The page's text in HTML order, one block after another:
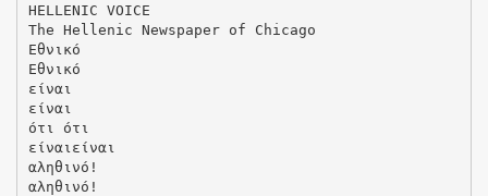
HELLENIC VOICE
The Hellenic Newspaper of Chicago
Εθνικό
Εθνικό
είναι
είναι
ότι ότι
είναιείναι
αληθινό!
αληθινό!